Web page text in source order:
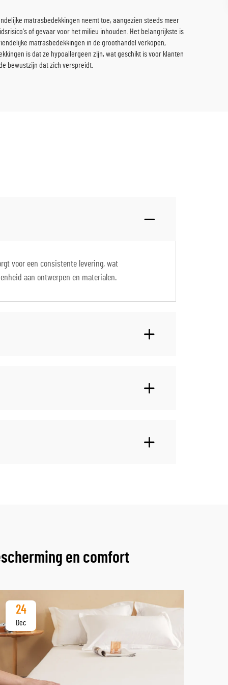
matrasbedekkingen neemt toe, aangezien steeds meer
of gevaar voor het milieu inhouden. Het belangrijkste is
matrasbedekkingen in de groothandel verkopen,
is dat ze hypoallergeen zijn, wat geschikt is voor klanten
bewustzijn dat zich verspreidt.
voor een consistente levering, wat
aan ontwerpen en materialen.
en comfort
24
Dec